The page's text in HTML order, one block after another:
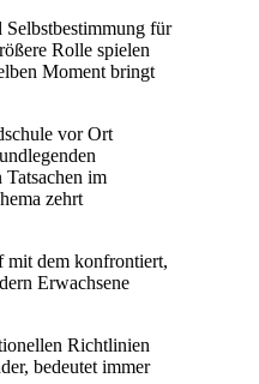
für
Rolle spielen
Moment bringt
vor Ort
im
zehrt
mit dem konfrontiert,
Erwachsene
Richtlinien
bedeutet immer